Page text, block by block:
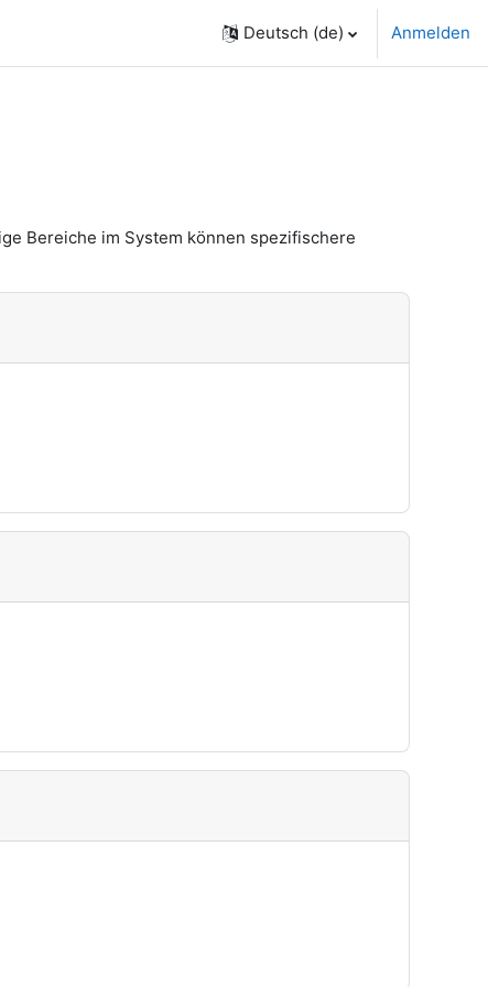
Deutsch ‎(de)‎ Anmelden
Bereiche im System können spezifischere